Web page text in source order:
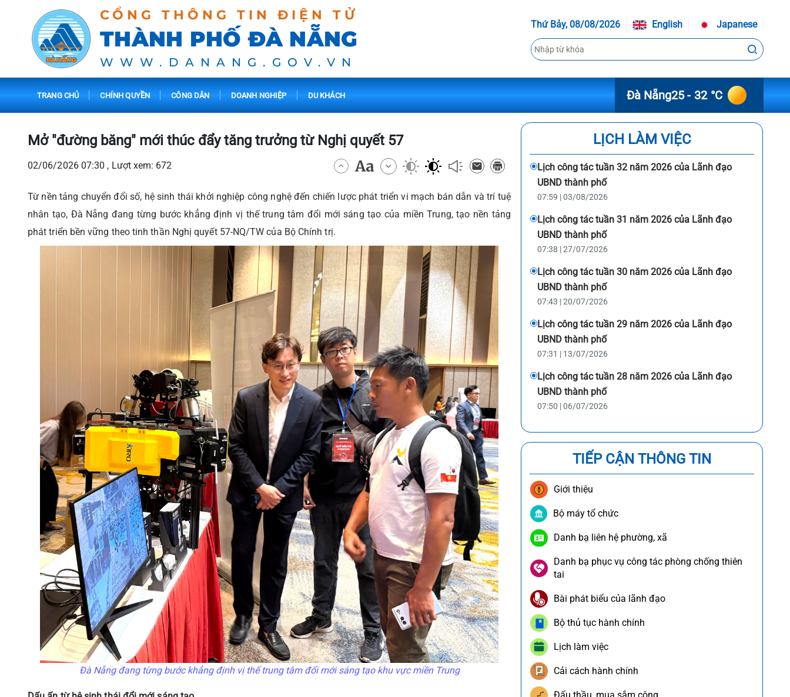
CỔNG THÔNG TIN ĐIỆN TỬ
THÀNH PHỐ ĐÀ NẴNG
WWW.DANANG.GOV.VN
Thứ Bảy, 08/08/2026 English Japanese
TRANG CHỦ CHÍNH QUYỀN CÔNG DÂN DOANH NGHIỆP DU KHÁCH Đà Nẵng25 - 32 °C
Mở "đường băng" mới thúc đẩy tăng trưởng từ Nghị quyết 57
02/06/2026 07:30 , Lượt xem: 672
Từ nền tảng chuyển đổi số, hệ sinh thái khởi nghiệp công nghệ đến chiến lược phát triển vi mạch bán dẫn và trí tuệ
nhân tạo, Đà Nẵng đang từng bước khẳng định vị thế trung tâm đổi mới sáng tạo của miền Trung, tạo nền tảng
phát triển bền vững theo tinh thần Nghị quyết 57-NQ/TW của Bộ Chính trị.
Đà Nẵng đang từng bước khẳng định vị thế trung tâm đổi mới sáng tạo khu vực miền Trung
LỊCH LÀM VIỆC
Lịch công tác tuần 32 năm 2026 của Lãnh đạo
UBND thành phố
07:59 | 03/08/2026
Lịch công tác tuần 31 năm 2026 của Lãnh đạo
UBND thành phố
07:38 | 27/07/2026
Lịch công tác tuần 30 năm 2026 của Lãnh đạo
UBND thành phố
07:43 | 20/07/2026
Lịch công tác tuần 29 năm 2026 của Lãnh đạo
UBND thành phố
07:31 | 13/07/2026
Lịch công tác tuần 28 năm 2026 của Lãnh đạo
UBND thành phố
07:50 | 06/07/2026
TIẾP CẬN THÔNG TIN
Giới thiệu
Bộ máy tổ chức
Danh bạ liên hệ phường, xã
Danh bạ phục vụ công tác phòng chống thiên
tai
Bài phát biểu của lãnh đạo
Bộ thủ tục hành chính
Lịch làm việc
Cải cách hành chính